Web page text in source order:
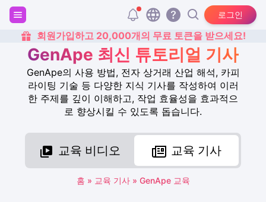
로그인
회원가입하고 20,000개의 무료 토큰을 받으세요!
GenApe 최신 튜토리얼 기사
GenApe의 사용 방법, 전자 상거래 산업 해석, 카피
라이팅 기술 등 다양한 지식 기사를 작성하여 이러
한 주제를 깊이 이해하고, 작업 효율성을 효과적으
로 향상시킬 수 있도록 돕습니다.
교육 비디오 교육 기사
홈 » 교육 기사» GenApe 교육